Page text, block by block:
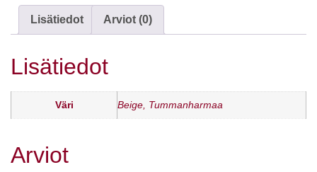
Lisätiedot Arviot (0)
Lisätiedot
Väri Beige, Tummanharmaa
Arviot